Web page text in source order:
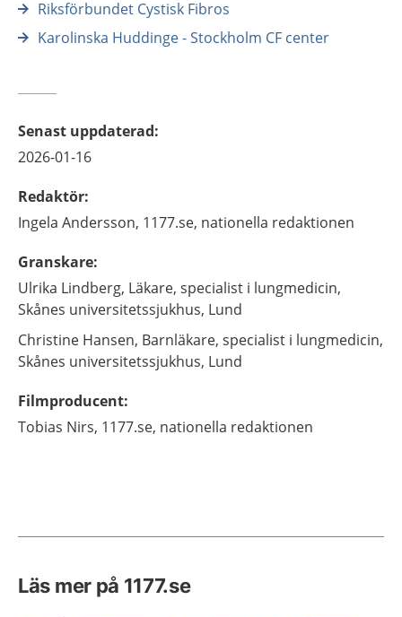
Riksförbundet Cystisk Fibros
Karolinska Huddinge - Stockholm CF center
Senast uppdaterad:
2026-01-16
Redaktör:
Ingela Andersson, 1177.se, nationella redaktionen
Granskare:
Ulrika Lindberg, Läkare, specialist i lungmedicin,
Skånes universitetssjukhus, Lund
Christine Hansen, Barnläkare, specialist i lungmedicin,
Skånes universitetssjukhus, Lund
Filmproducent:
Tobias Nirs, 1177.se, nationella redaktionen
Läs mer på 1177.se